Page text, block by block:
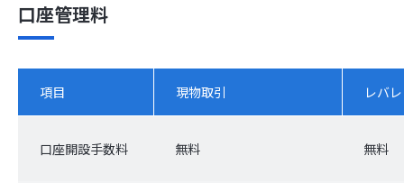
口座管理料
項目 現物取引 レバ
口座開設手数料 無料 無料